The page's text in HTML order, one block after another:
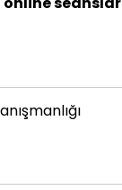
online seanslar